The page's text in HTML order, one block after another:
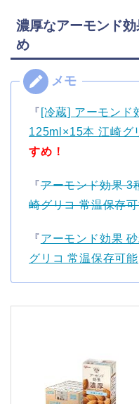
濃厚なアーモンド
め
『 [冷蔵] アーモンド
125ml×15本 江崎グ
すめ！
『アーモンド効果 3
崎グリコ 常温保存
『アーモンド効果
グリコ 常温保存可能